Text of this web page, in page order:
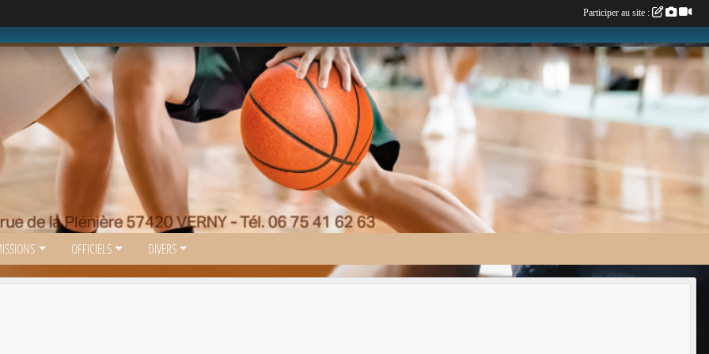
OFFICIELS DIVERS
Participer au site :